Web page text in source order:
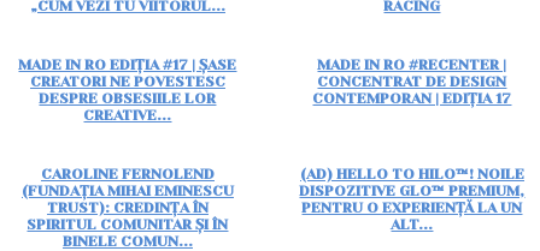
„CUM VEZI TU VIITORUL...
RACING
MADE IN RO EDIȚIA #17 | ȘASE
CREATORI NE POVESTESC
DESPRE OBSESIILE LOR
CREATIVE...
MADE IN RO #RECENTER |
CONCENTRAT DE DESIGN
CONTEMPORAN | EDIȚIA 17
CAROLINE FERNOLEND
(FUNDAȚIA MIHAI EMINESCU
TRUST): CREDINȚA ÎN
SPIRITUL COMUNITAR ȘI ÎN
BINELE COMUN...
(AD) HELLO TO HILO™! NOILE
DISPOZITIVE GLO™ PREMIUM,
PENTRU O EXPERIENȚĂ LA UN
ALT...